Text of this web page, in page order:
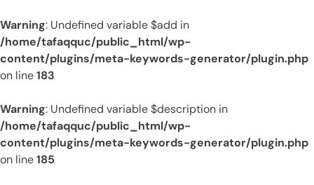
Warning: Undefined variable $add in
/home/tafaqquc/public_html/wp-
content/plugins/meta-keywords-generator/plugin.php
on line183
Warning: Undefined variable $description in
/home/tafaqquc/public_html/wp-
content/plugins/meta-keywords-generator/plugin.php
on line185